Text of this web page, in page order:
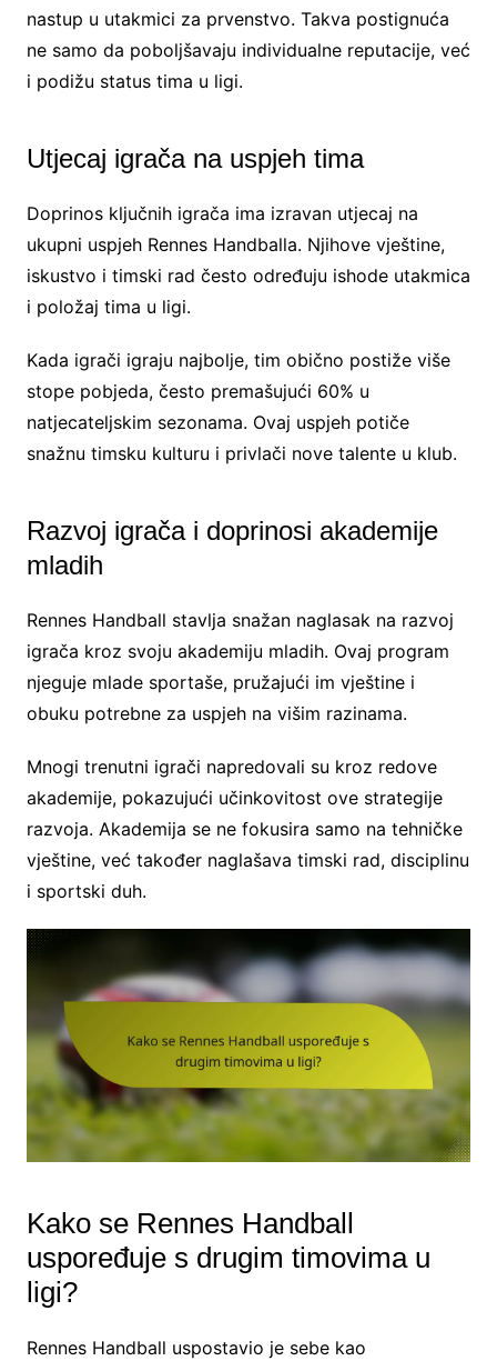
nastup u utakmici za prvenstvo. Takva postignuća
ne samo da poboljšavaju individualne reputacije, već
i podižu status tima u ligi.
Utjecaj igrača na uspjeh tima
Doprinos ključnih igrača ima izravan utjecaj na
ukupni uspjeh Rennes Handballa. Njihove vještine,
iskustvo i timski rad često određuju ishode utakmica
i položaj tima u ligi.
Kada igrači igraju najbolje, tim obično postiže više
stope pobjeda, često premašujući 60% u
natjecateljskim sezonama. Ovaj uspjeh potiče
snažnu timsku kulturu i privlači nove talente u klub.
Razvoj igrača i doprinosi akademije
mladih
Rennes Handball stavlja snažan naglasak na razvoj
igrača kroz svoju akademiju mladih. Ovaj program
njeguje mlade sportaše, pružajući im vještine i
obuku potrebne za uspjeh na višim razinama.
Mnogi trenutni igrači napredovali su kroz redove
akademije, pokazujući učinkovitost ove strategije
razvoja. Akademija se ne fokusira samo na tehničke
vještine, već također naglašava timski rad, disciplinu
i sportski duh.
Kako se Rennes Handball
uspoređuje s drugim timovima u
ligi?
Rennes Handball uspostavio je sebe kao